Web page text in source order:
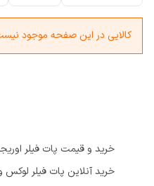
کالایی در این صفحه موجود
خرید و قیمت پات فیلر
خرید آنلاین پات فیلر لوکس